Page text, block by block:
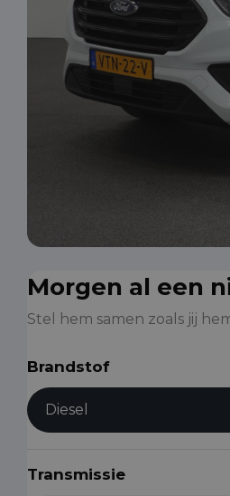
Morgen al een
Stel hem samen zoals jij
Brandstof
Diesel
Transmissie